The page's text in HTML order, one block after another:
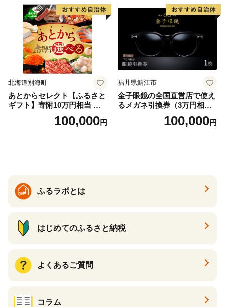
北海道別海町
あとからセレクト【ふるさと
ギフト】寄附10万円相当 あ
とから選べる！ ギフト いく
ら ほたて 海鮮 牛肉 別海町
ギフト ふるさと納税 ）
100,000円
福井県鯖江市
金子眼鏡の全国直営店で使え
るメガネ引換券（3万円相
100,000円
ふるラボとは
はじめてのふるさと納税
よくあるご質問
コラム